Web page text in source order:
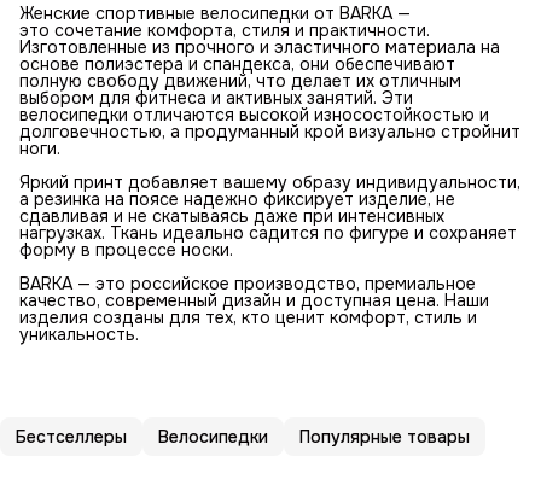
Женские спортивные велосипедки от BARKA —
это сочетание комфорта, стиля и практичности.
Изготовленные из прочного и эластичного материала на
основе полиэстера и спандекса, они обеспечивают
полную свободу движений, что делает их отличным
выбором для фитнеса и активных занятий. Эти
велосипедки отличаются высокой износостойкостью и
долговечностью, а продуманный крой визуально стройнит
ноги.
Яркий принт добавляет вашему образу индивидуальности,
а резинка на поясе надежно фиксирует изделие, не
сдавливая и не скатываясь даже при интенсивных
нагрузках. Ткань идеально садится по фигуре и сохраняет
форму в процессе носки.
BARKA — это российское производство, премиальное
качество, современный дизайн и доступная цена. Наши
изделия созданы для тех, кто ценит комфорт, стиль и
уникальность.
Бестселлеры Велосипедки Популярные товары